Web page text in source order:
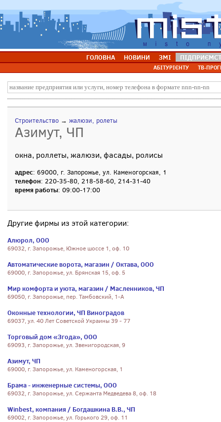
ГОЛОВНА НОВИНИ ЗМІ
АБІТУРІЄНТУ ТВ-
Строительство → жалюзи, ролеты
Азимут, ЧП
окна, роллеты, жалюзи, фасады, ролисы
адрес: 69000, г. Запорожье, ул. Каменогорская, 1
телефон: 220-35-80, 218-58-60, 214-31-40
время работы: 09:00-17:00
Другие фирмы из этой категории:
Алюрол, ООО
69032, г. Запорожье, Южное шоссе 1, оф. 10
Автоматические ворота, магазин / Октава, ООО
69000, г. Запорожье, ул. Брянская 15, оф. 5
Мир комфорта и уюта, магазин / Масленников, ЧП
69050, г. Запорожье, пер. Тамбовский, 1-А
Оконные технологии, ЧП Виноградов
69037, ул. 40 Лет Советской Украины 39 - 77
Торговый дом «Згода», ООО
69093, г. Запорожье, ул. Звенигородская, 9
Азимут, ЧП
69000, г. Запорожье, ул. Каменогорская, 1
Брама - инженерные системы, ООО
69032, г. Запорожье, ул. Сержанта Медведева 8, оф. 18
Winbest, компания / Богдашкина В.В., ЧП
69002, г. Запорожье, ул. Горького 29, оф. 11